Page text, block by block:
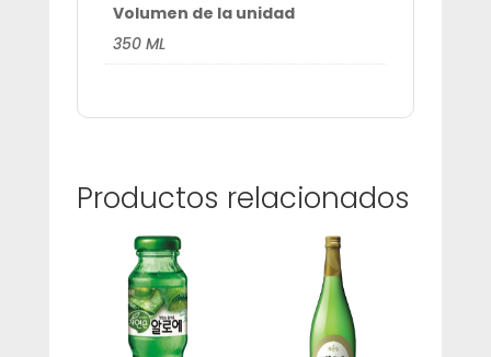
Volumen de la unidad
350 ML
Productos relacionados